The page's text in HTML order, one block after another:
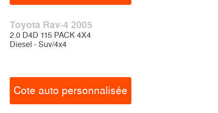
Toyota Rav-4 2005
2.0 D4D 115 PACK 4X4
Diesel - Suv/4x4
Cote auto personnalisée